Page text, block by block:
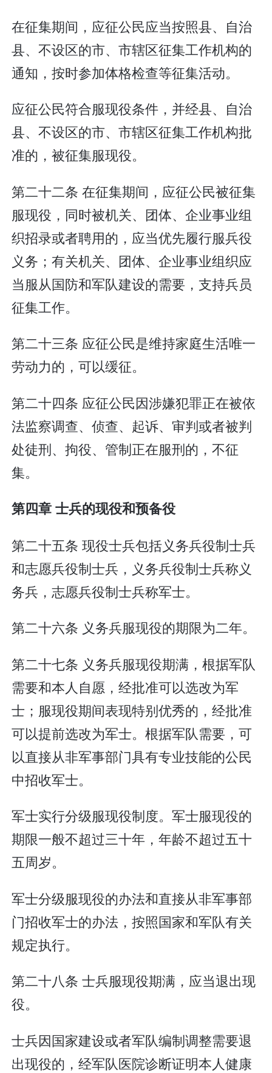
在征集期间，应征公民应当按照县、自治
县、不设区的市、市辖区征集工作机构的
通知，按时参加体格检查等征集活动。
应征公民符合服现役条件，并经县、自治
县、不设区的市、市辖区征集工作机构批
准的，被征集服现役。
第二十二条 在征集期间，应征公民被征集
服现役，同时被机关、团体、企业事业组
织招录或者聘用的，应当优先履行服兵役
义务；有关机关、团体、企业事业组织应
当服从国防和军队建设的需要，支持兵员
征集工作。
第二十三条 应征公民是维持家庭生活唯一
劳动力的，可以缓征。
第二十四条 应征公民因涉嫌犯罪正在被依
法监察调查、侦查、起诉、审判或者被判
处徒刑、拘役、管制正在服刑的，不征
集。
第四章 士兵的现役和预备役
第二十五条 现役士兵包括义务兵役制士兵
和志愿兵役制士兵，义务兵役制士兵称义
务兵，志愿兵役制士兵称军士。
第二十六条 义务兵服现役的期限为二年。
第二十七条 义务兵服现役期满，根据军队
需要和本人自愿，经批准可以选改为军
士；服现役期间表现特别优秀的，经批准
可以提前选改为军士。根据军队需要，可
以直接从非军事部门具有专业技能的公民
中招收军士。
军士实行分级服现役制度。军士服现役的
期限一般不超过三十年，年龄不超过五十
五周岁。
军士分级服现役的办法和直接从非军事部
门招收军士的办法，按照国家和军队有关
规定执行。
第二十八条 士兵服现役期满，应当退出现
役。
士兵因国家建设或者军队编制调整需要退
出现役的，经军队医院诊断证明本人健康